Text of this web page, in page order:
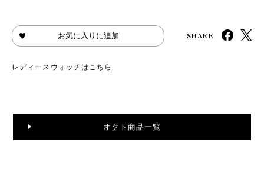
お気に入りに追加 SHARE
レディースウォッチはこちら
オクト商品一覧